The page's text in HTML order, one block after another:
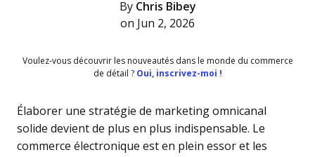
By Chris Bibey
on Jun 2, 2026
Voulez-vous découvrir les nouveautés dans le monde du commerce
de détail ?Oui, inscrivez-moi !
Élaborer une stratégie de marketing omnicanal
solide devient de plus en plus indispensable. Le
commerce électronique est en plein essor et les